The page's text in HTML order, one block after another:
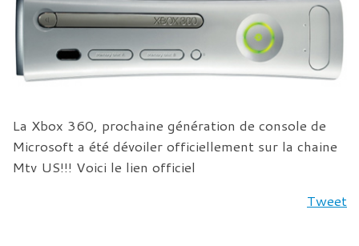
La Xbox 360, prochaine génération de console de
Microsoft a été dévoiler officiellement sur la chaine
Mtv US!!! Voici le lien officiel
Tweet